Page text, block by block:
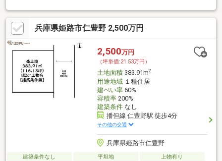
兵庫県姫路市仁豊野 2,500万円
2,500万円
（坪単価:21.53万円）
土地面積383.91m2
用途地域１種住居
建ぺい率60%
容積率200%
建築条件なし
播但線 仁豊野駅 徒歩4分
その他の交通
兵庫県姫路市仁豊野
建築条件なし 平坦地 上物有り